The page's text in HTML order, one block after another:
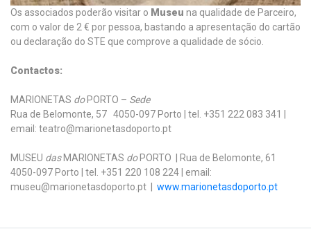
Os associados poderão visitar o Museu na qualidade de Parceiro,
com o valor de 2 € por pessoa, bastando a apresentação do cartão
ou declaração do STE que comprove a qualidade de sócio.
Contactos:
MARIONETAS do PORTO – Sede
Rua de Belomonte, 57 4050-097 Porto | tel. +351 222 083 341 |
email: teatro@marionetasdoporto.pt
MUSEU das MARIONETAS do PORTO | Rua de Belomonte, 61
4050-097 Porto | tel. +351 220 108 224 | email:
museu@marionetasdoporto.pt | www.marionetasdoporto.pt